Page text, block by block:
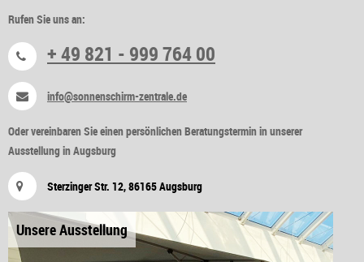
Rufen Sie uns an:
+ 49 821 - 999 764 00
info@sonnenschirm-zentrale.de
Oder vereinbaren Sie einen persönlichen Beratungstermin in unserer
Ausstellung in Augsburg
Sterzinger Str. 12, 86165 Augsburg
Unsere Ausstellung